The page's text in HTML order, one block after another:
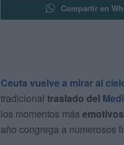
Compartir en
Ceuta vuelve a mirar al
tradicional traslado del
los momentos más emotivos
año congrega a numerosos